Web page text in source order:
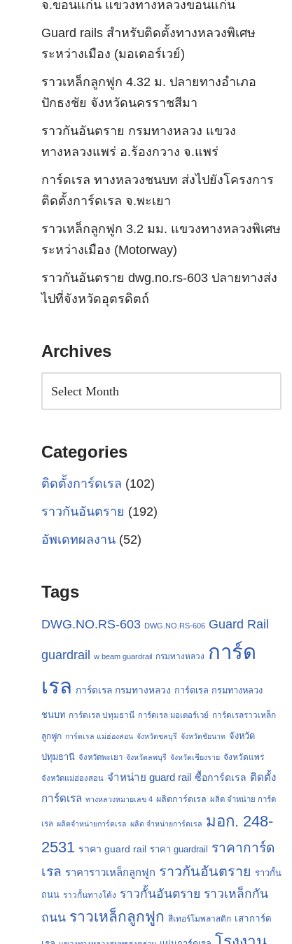
จ.ขอนแก่น แขวงทางหลวงขอนแก่น
Guard rails สำหรับติดตั้งทางหลวงพิเศษ
ระหว่างเมือง (มอเตอร์เวย์)
ราวเหล็กลูกฟูก 4.32 ม. ปลายทางอำเภอ
ปักธงชัย จังหวัดนครราชสีมา
ราวกันอันตราย กรมทางหลวง แขวง
ทางหลวงแพร่ อ.ร้องกวาง จ.แพร่
การ์ดเรล ทางหลวงชนบท ส่งไปยังโครงการ
ติดตั้งการ์ดเรล จ.พะเยา
ราวเหล็กลูกฟูก 3.2 มม. แขวงทางหลวงพิเศษ
ระหว่างเมือง (Motorway)
ราวกันอันตราย dwg.no.rs-603 ปลายทางส่ง
ไปที่จังหวัดอุตรดิตถ์
Archives
Categories
ติดตั้งการ์ดเรล (102)
ราวกันอันตราย (192)
อัพเดทผลงาน(52)
Tags
DWG.NO.RS-603 DWG.NO.RS-606 Guard Rail
guardrail w beam guardrail กรมทางหลวง การ์ด
เรล การ์ดเรล กรมทางหลวง การ์ดเรล กรมทางหลวง
ชนบท การ์ดเรล ปทุมธานี การ์ดเรล มอเตอร์เวย์ การ์ดเรลราวเหล็ก
ลูกฟูก การ์ดเรล แม่ฮ่องสอน จังหวัดชลบุรี จังหวัดชัยนาท จังหวัด
ปทุมธานี จังหวัดพะเยา จังหวัดลพบุรี จังหวัดเชียงราย จังหวัดแพร่
จังหวัดแม่ฮ่องสอน จำหน่าย guard rail ซื้อการ์ดเรล ติดตั้ง
การ์ดเรล ทางหลวงหมายเลข 4 ผลิตการ์ดเรล ผลิต จำหน่าย การ์ด
เรล ผลิตจำหน่ายการ์ดเรล ผลิต จำหน่ายการ์ดเรล มอก. 248-
2531 ราคา guard rail ราคา guardrail
ราคาการ์ด
เรล ราคาราวเหล็กลูกฟูก ราวกันอันตราย ราวกั้น
ถนน ราวกั้นทางโค้ง ราวกั้นอันตราย ราวเหล็กกัน
ถนน ราวเหล็กลูกฟูก สีเทอร์โมพลาสติก เสาการ์ด